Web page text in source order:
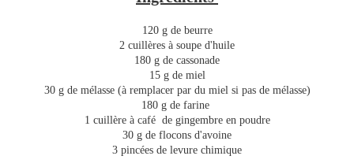
120 g de beurre
2 cuillères à soupe d'huile
180 g de cassonade
15 g de miel
30 g de mélasse (à remplacer par du miel si pas de mélasse)
180 g de farine
1 cuillère à café de gingembre en poudre
30 g de flocons d'avoine
3 pincées de levure chimique